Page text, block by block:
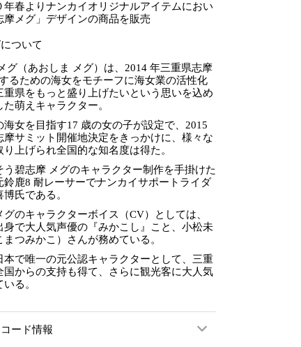
年春よりナンカイオリジナルアイテムにおい
摩メグ」デザインの商品を販売
ついて
グ（あおしま メグ）は、2014 年三重県志摩
るための海女をモチーフに海女業の活性化
重県をもっと盛り上げたいという思いを込め
た萌えキャラクター。
海女を目指す17 歳の女の子が設定で、2015
摩サミット開催地決定をきっかけに、様々な
り上げられ全国的な知名度は得た。
う碧志摩 メグのキャラクター制作を手掛けた
鈴鹿8 耐レーサーでナンカイサポートライダ
氏である。
グのキャラクターボイス（CV）としては、
身で大人気声優の『みかこし』こと、小松未
まつみかこ）さんが務めている。
本で唯一の元公認キャラクターとして、三重
国からの支持も得て、さらに観光客に大人気
る。
ード情報